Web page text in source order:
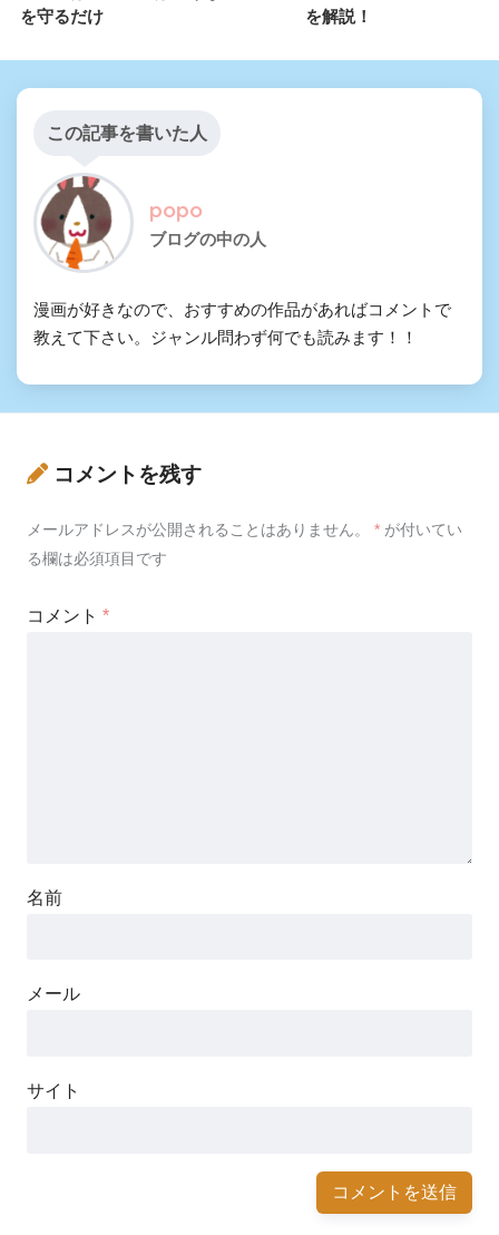
を守るだけ
を解説！
この記事を書いた人
popo
ブログの中の人
漫画が好きなので、おすすめの作品があればコメントで
教えて下さい。ジャンル問わず何でも読みます！！
コメントを残す
メールアドレスが公開されることはありません。 * が付いてい
る欄は必須項目です
コメント *
名前
メール
サイト